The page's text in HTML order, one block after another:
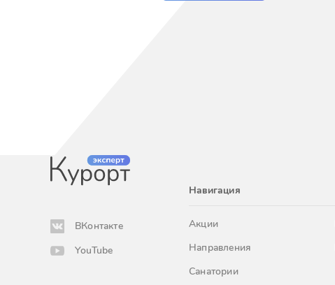
ВКонтакте
YouTube
Навигация
Акции
Направления
Санатории